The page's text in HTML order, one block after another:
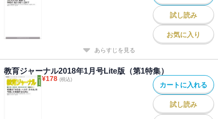
試し読み
お気に入り
あらすじを見る
教育ジャーナル2018年1月号Lite版（第1特集）
¥178 (税込)
カートに入れる
試し読み